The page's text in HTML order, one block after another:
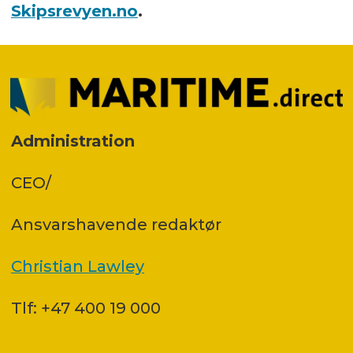
Skipsrevyen.no.
Administration
CEO/
Ansvars­havende redaktør
Christian Lawley
Tlf: +47 400 19 000